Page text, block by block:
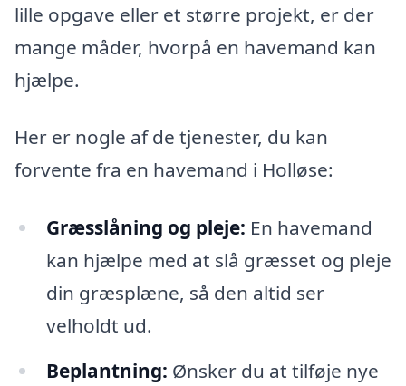
lille opgave eller et større projekt, er der
mange måder, hvorpå en havemand kan
hjælpe.
Her er nogle af de tjenester, du kan
forvente fra en havemand i Holløse:
Græsslåning og pleje: En havemand
kan hjælpe med at slå græsset og pleje
din græsplæne, så den altid ser
velholdt ud.
Beplantning: Ønsker du at tilføje nye